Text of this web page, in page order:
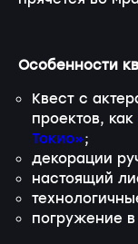
Особенности
Квест с
проектов, как
Токио»;
декорации
настоящий
погружение